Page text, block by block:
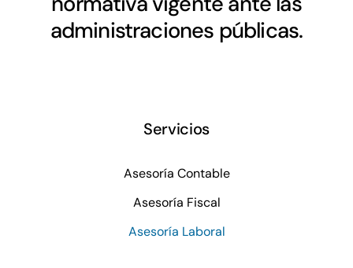
administraciones públicas.
Servicios
Asesoría Contable
Asesoría Fiscal
Asesoría Laboral